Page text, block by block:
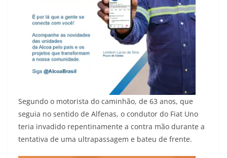
Segundo o motorista do caminhão, de 63 anos, que
seguia no sentido de Alfenas, o condutor do Fiat Uno
teria invadido repentinamente a contra mão durante a
tentativa de uma ultrapassagem e bateu de frente.